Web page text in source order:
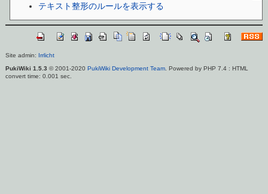
テキスト整形のルールを表示する
Site admin: Irrlicht
PukiWiki 1.5.3 © 2001-2020 PukiWiki Development Team. Powered by PHP 7.4 : HTML
convert time: 0.001 sec.